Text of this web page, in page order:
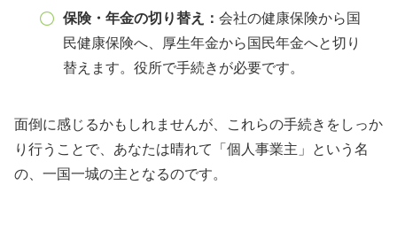
保険・年金の切り替え： 会社の健康保険から国
民健康保険へ、厚生年金から国民年金へと切り
替えます。役所で手続きが必要です。
面倒に感じるかもしれませんが、これらの手続きをしっか
り行うことで、あなたは晴れて「個人事業主」という名
の、一国一城の主となるのです。